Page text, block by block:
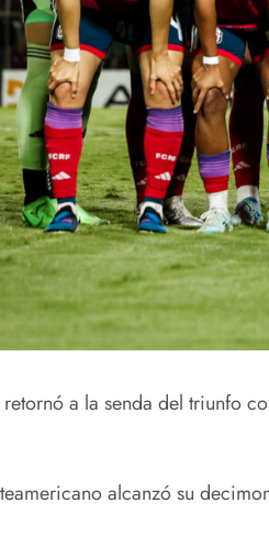
a la senda del triunfo
alcanzó su